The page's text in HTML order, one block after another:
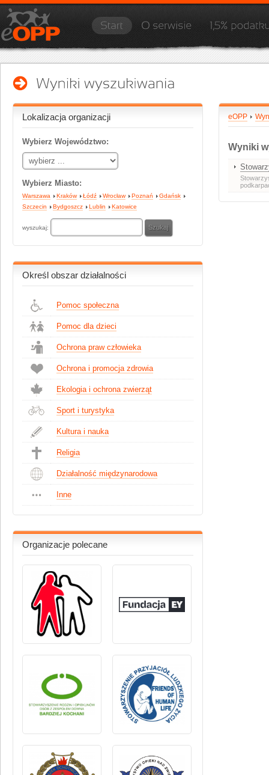
Lokalizacja organizacji
Wybierz Województwo:
Wybierz Miasto:
Warszawa Kraków Łódź Wrocław Poznań
Gdańsk
Szczecin
Bydgoszcz Lublin Katowice
wyszukaj:
Określ obszar działalności
Pomoc społeczna
Pomoc dla dzieci
Ochrona praw człowieka
Ochrona i promocja zdrowia
Ekologia i ochrona zwierząt
Sport i turystyka
Kultura i nauka
Religia
Działalność międzynarodowa
Inne
Organizacje polecane
eOPP
Wyniki